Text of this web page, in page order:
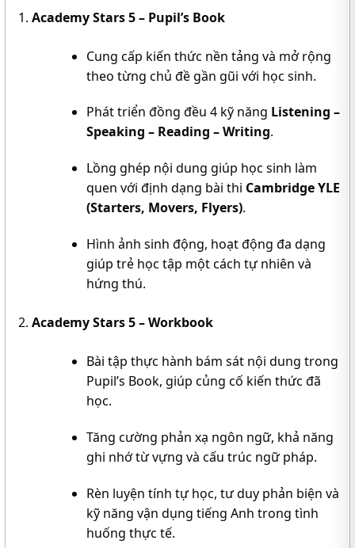
Academy Stars 5 – Pupil’s Book
Cung cấp kiến thức nền tảng và mở rộng
theo từng chủ đề gần gũi với học sinh.
Phát triển đồng đều 4 kỹ năng Listening –
Speaking – Reading – Writing.
Lồng ghép nội dung giúp học sinh làm
quen với định dạng bài thi Cambridge YLE
(Starters, Movers, Flyers).
Hình ảnh sinh động, hoạt động đa dạng
giúp trẻ học tập một cách tự nhiên và
hứng thú.
Academy Stars 5 – Workbook
Bài tập thực hành bám sát nội dung trong
Pupil’s Book, giúp củng cố kiến thức đã
học.
Tăng cường phản xạ ngôn ngữ, khả năng
ghi nhớ từ vựng và cấu trúc ngữ pháp.
Rèn luyện tính tự học, tư duy phản biện và
kỹ năng vận dụng tiếng Anh trong tình
huống thực tế.